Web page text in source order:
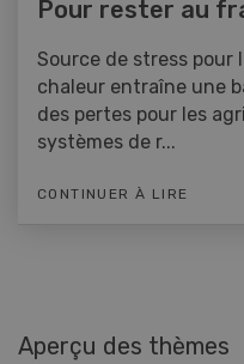
Pour rester au
Source de stress pour
chaleur entraîne une
des pertes pour les
systèmes de r...
CONTINUER À LIRE
Aperçu des thèmes